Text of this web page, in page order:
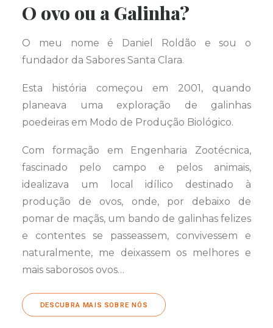
O ovo ou a Galinha?
O meu nome é Daniel Roldão e sou o
fundador da Sabores Santa Clara.
Esta história começou em 2001, quando
planeava uma exploração de galinhas
poedeiras em Modo de Produção Biológico.
Com formação em Engenharia Zootécnica,
fascinado pelo campo e pelos animais,
idealizava um local idílico destinado à
produção de ovos, onde, por debaixo de
pomar de maçãs, um bando de galinhas felizes
e contentes se passeassem, convivessem e
naturalmente, me deixassem os melhores e
mais saborosos ovos…
DESCUBRA MAIS SOBRE NÓS